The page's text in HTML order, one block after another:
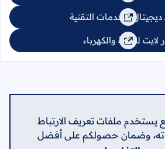
يستخدم ملفات تعريف الارتباط
وضمان حصولكم على أفضل
للخدمات التقنية
لايت للإنارة والكهرباء